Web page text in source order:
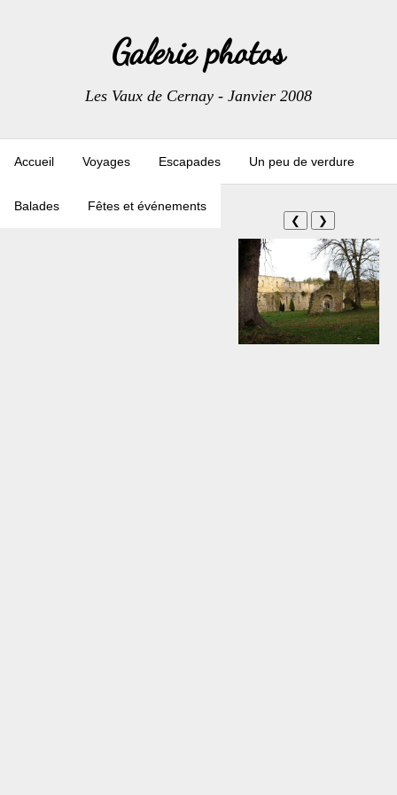
Galerie photos
Les Vaux de Cernay - Janvier 2008
Accueil Voyages Escapades Un peu de verdure
Balades Fêtes et événements
❮ ❯